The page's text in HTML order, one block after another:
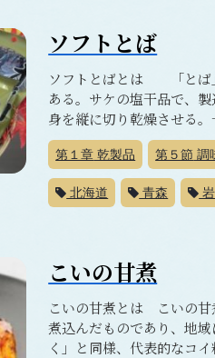
ソフトとば
ソフトとばとは 「とば
ある。サケの塩干品で、
身を縦に切り乾燥させる
第１章 乾製品 第５節 調
北海道 青森
こいの甘煮
こいの甘煮とは こいの甘
煮込んだものであり、地
く」と同様、代表的なコ